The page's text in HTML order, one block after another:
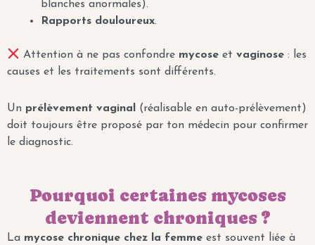
blanches anormales).
Rapports douloureux.
Attention à ne pas confondre mycose etvaginose : les
causes et les traitements sont différents.
Un prélèvement vaginal (réalisable en auto-prélèvement)
doit toujours être proposé par ton médecin pour confirmer
le diagnostic.
Pourquoi certaines mycoses
deviennent chroniques ?
La mycose chronique chez la femme est souvent liée à